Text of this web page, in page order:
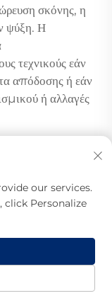
σκόνης, η
ψύξη. Η
τεχνικούς εάν
απόδοσης ή εάν
ή αλλαγές
πυκνή εγκατάσταση χρηστών;
ξεχωριστό δρομολογητή;
our services.
click Personalize